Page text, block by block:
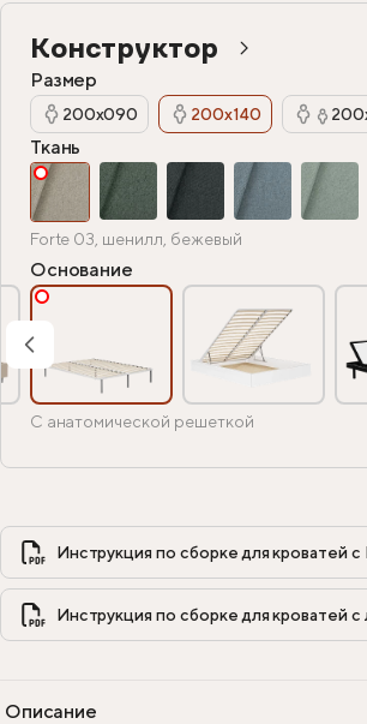
Конструктор
Размер
200х090 200х140
Ткань
Forte 03, шенилл, бежевый
Основание
С анатомической решеткой
Инструкция по сборке для
Инструкция по сборке для
Описание